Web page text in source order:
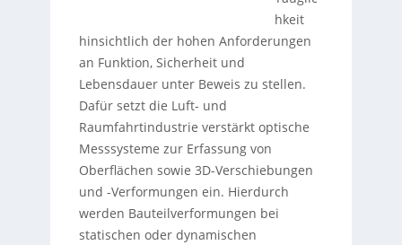
hkeit
hinsichtlich der hohen Anforderungen
an Funktion, Sicherheit und
Lebensdauer unter Beweis zu stellen.
Dafür setzt die Luft- und
Raumfahrtindustrie verstärkt optische
Messsysteme zur Erfassung von
Oberflächen sowie 3D-Verschiebungen
und -Verformungen ein. Hierdurch
werden Bauteilverformungen bei
statischen oder dynamischen